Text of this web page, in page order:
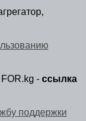
- ссылка
поддержки